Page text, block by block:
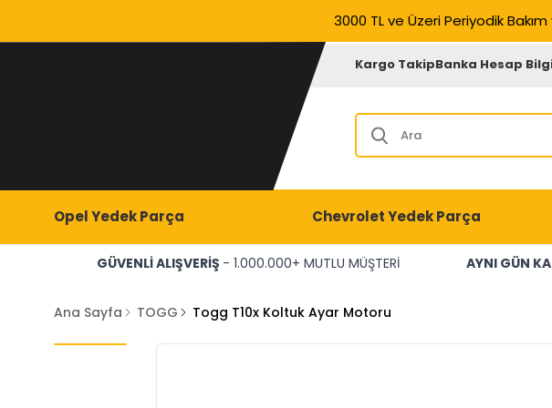
3000 TL ve Üzeri Periyodik
Kargo TakipBanka Hesap
Opel Yedek Parça Chevrolet Yedek Parça
GÜVENLİ ALIŞVERİŞ - 1.000.000+ MUTLU MÜŞTERİ AYNI GÜN
Ana Sayfa TOGG Togg T10x Koltuk Ayar Motoru